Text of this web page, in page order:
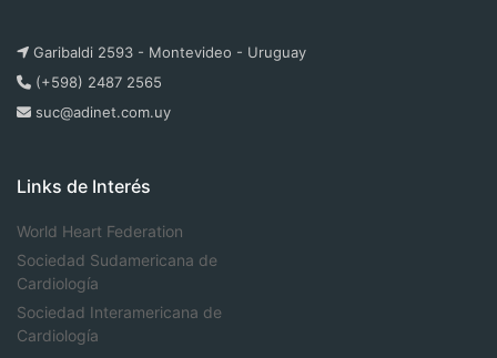
Garibaldi 2593 - Montevideo - Uruguay
(+598) 2487 2565
suc@adinet.com.uy
Links de Interés
World Heart Federation
Sociedad Sudamericana de
Cardiología
Sociedad Interamericana de
Cardiología